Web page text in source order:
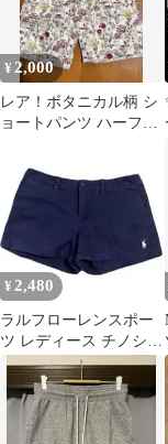
¥2,000
レア！ボタニカル柄 シ
ョートパンツ ハーフパ
¥ 2,480
ラルフローレンスポー
ツ レディース チノショ
ートパンツ ネイビー サ
イズ4 M